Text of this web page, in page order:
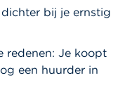
bij je ernstig
redenen: Je koopt
een huurder in